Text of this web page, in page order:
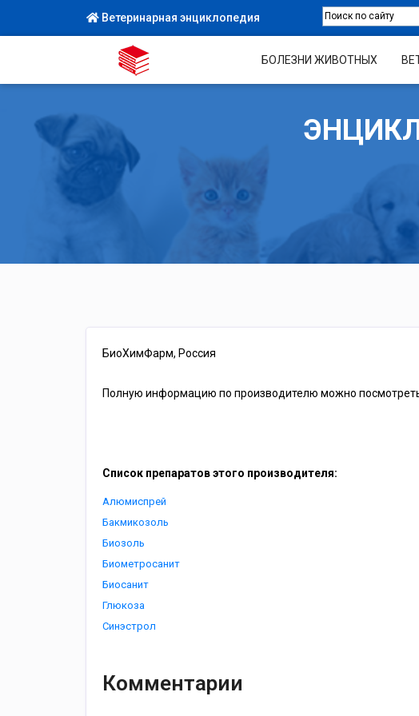
Ветеринарная энциклопедия
БОЛЕЗНИ ЖИВОТНЫХ
БиоХимФарм, Россия
Полную информацию по производителю можно
Список препаратов этого производителя:
Алюмиспрей
Бакмикозоль
Биозоль
Биометросанит
Биосанит
Глюкоза
Синэстрол
Комментарии